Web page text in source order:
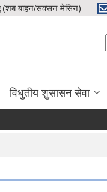
बाहन/सक्सन मेसिन)
विधुतीय शुसासन सेवा